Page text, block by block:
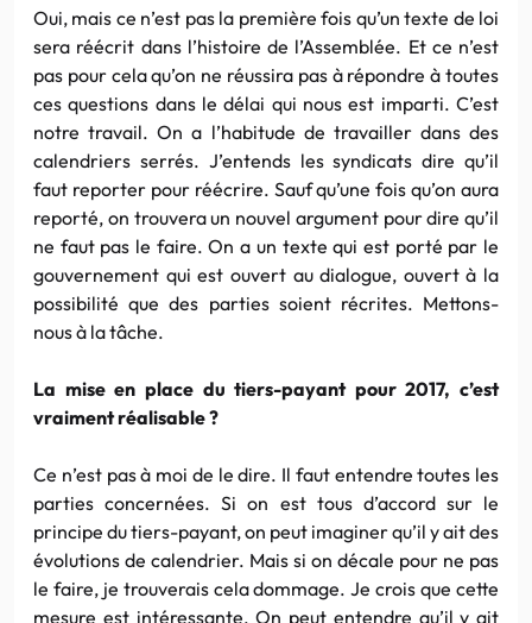
Oui, mais ce n’est pas la première fois qu’un texte de loi
sera réécrit dans l’histoire de l’Assemblée. Et ce n’est
pas pour cela qu’on ne réussira pas à répondre à toutes
ces questions dans le délai qui nous est imparti. C’est
notre travail. On a l’habitude de travailler dans des
calendriers serrés. J’entends les syndicats dire qu’il
faut reporter pour réécrire. Sauf qu’une fois qu’on aura
reporté, on trouvera un nouvel argument pour dire qu’il
ne faut pas le faire. On a un texte qui est porté par le
gouvernement qui est ouvert au dialogue, ouvert à la
possibilité que des parties soient récrites. Mettons-
nous à la tâche.
La mise en place du tiers-payant pour 2017, c’est
vraiment réalisable ?
Ce n’est pas à moi de le dire. Il faut entendre toutes les
parties concernées. Si on est tous d’accord sur le
principe du tiers-payant, on peut imaginer qu’il y ait des
évolutions de calendrier. Mais si on décale pour ne pas
le faire, je trouverais cela dommage. Je crois que cette
mesure est intéressante. On peut entendre qu’il y ait